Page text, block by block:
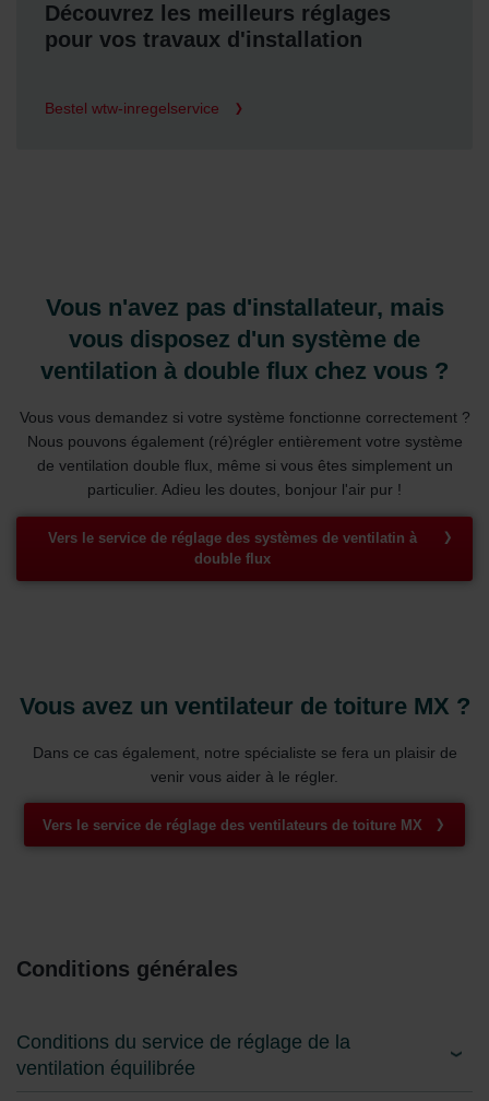
Découvrez les meilleurs réglages
pour vos travaux d'installation
Bestel wtw-inregelservice
Vous n'avez pas d'installateur, mais
vous disposez d'un système de
ventilation à double flux chez vous ?
Vous vous demandez si votre système fonctionne correctement ?
Nous pouvons également (ré)régler entièrement votre système
de ventilation double flux, même si vous êtes simplement un
particulier. Adieu les doutes, bonjour l'air pur !
Vers le service de réglage des systèmes de ventilatin à
double flux
Vous avez un ventilateur de toiture MX ?
Dans ce cas également, notre spécialiste se fera un plaisir de
venir vous aider à le régler.
Vers le service de réglage des ventilateurs de toiture MX
Conditions générales
Conditions du service de réglage de la
ventilation équilibrée